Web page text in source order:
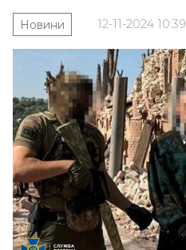
12-11-2024 10:39
Новини